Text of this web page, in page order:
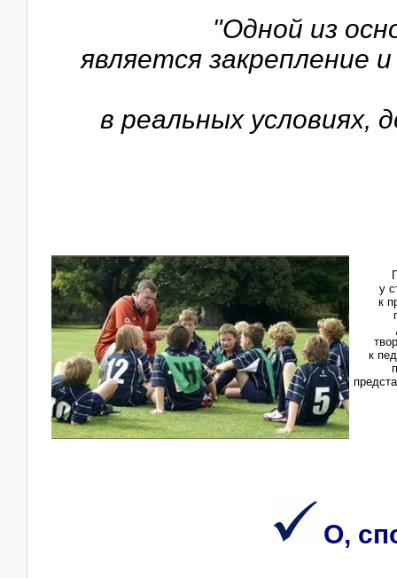
"Одной из
является закрепление
в реальных условиях,
у
к
к
О,